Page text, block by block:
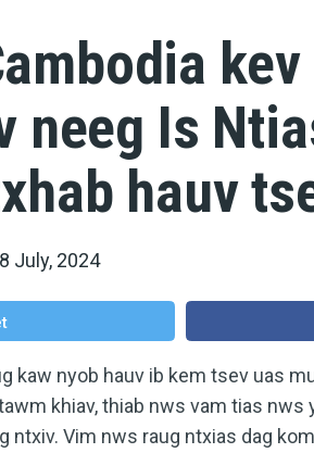
neeg Is
hauv
July, 2024
kaw nyob hauv ib kem tsev uas
khiav, thiab nws vam tias nws
ntxiv. Vim nws raug ntxias dag